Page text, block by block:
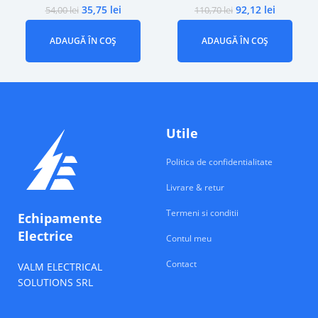
54,00lei 35,75 lei
ADAUGĂ ÎN COȘ
110,70lei 92,12 lei
ADAUGĂ ÎN COȘ
Echipamente
Electrice
VALM ELECTRICAL
SOLUTIONS SRL
Utile
Politica de confidentialitate
Livrare & retur
Termeni si conditii
Contul meu
Contact